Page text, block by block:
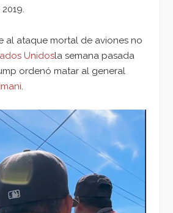
al ataque mortal de aviones no
Unidosla semana pasada
ordenó matar al general
.